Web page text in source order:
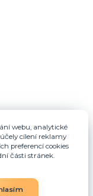
vyhrazena
webu, analytické
cílení reklamy
preferencí cookies
části stránek.